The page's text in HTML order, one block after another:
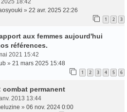
18:42
» 22 avr. 2025 22:26
1 2 3
aux femmes aujourd'hui
références.
2021 15:42
» 21 mars 2025 15:48
1 2 3 4 5 6
combat permanent
2013 13:44
» 06 nov. 2024 0:00